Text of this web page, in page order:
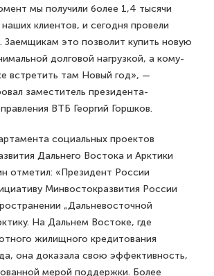
мы получили более 1,4 тысячи
клиентов, и сегодня провели
Заемщикам это позволит купить новую
долговой нагрузкой, а кому-
встретить там Новый год», —
заместитель президента-
ВТБ Георгий Горшков.
социальных проектов
Дальнего Востока и Арктики
отметил: «Президент России
Минвостокразвития России
„Дальневосточной
На Дальнем Востоке, где
жилищного кредитования
она доказала свою эффективность,
мерой поддержки. Более